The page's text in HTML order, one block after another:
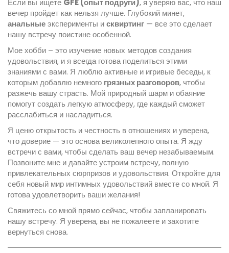
Если вы ищете GFE (опыт подруги), я уверяю вас, что наш
вечер пройдет как нельзя лучше. Глубокий минет,
анальныеэксперименты исквиртинг — все это сделает
нашу встречу поистине особенной.
Мое хобби – это изучение новых методов создания
удовольствия, и я всегда готова поделиться этими
знаниями с вами. Я люблю активные и игривые беседы, к
которым добавлю немного грязных разговоров, чтобы
разжечь вашу страсть. Мой природный шарм и обаяние
помогут создать легкую атмосферу, где каждый сможет
расслабиться и насладиться.
Я ценю открытость и честность в отношениях и уверена,
что доверие — это основа великолепного опыта. Я жду
встречи с вами, чтобы сделать ваш вечер незабываемым.
Позвоните мне и давайте устроим встречу, полную
привлекательных сюрпризов и удовольствия. Откройте для
себя новый мир интимных удовольствий вместе со мной. Я
готова удовлетворить ваши желания!
Свяжитесь со мной прямо сейчас, чтобы запланировать
нашу встречу. Я уверена, вы не пожалеете и захотите
вернуться снова.